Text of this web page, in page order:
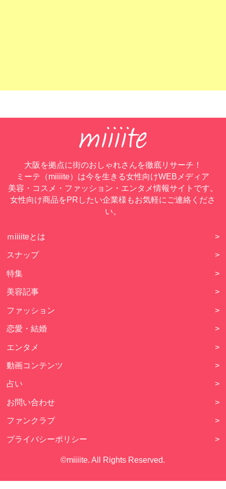
大阪を拠点に街のおしゃれさんを徹底リサーチ！
ミーテ（miiiite）は今を生きる女性向けWEBメディア
美容・コスメ・ファッション・エンタメ情報サイトです。
女性向け商品をPRしたい企業様もお気軽にご連絡くださ
い。
ｍiiiiteとは >
スナップ >
特集 >
美容記事 >
ファッション >
恋愛・結婚 >
エンタメ >
動画コンテンツ >
占い >
お問い合わせ >
ファンクラブ >
プライバシーポリシー >
©miiiite. All Rights Reserved.